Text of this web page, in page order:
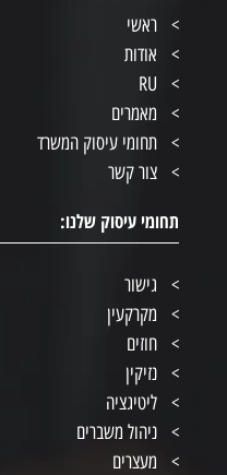
ראשי
אודות
RU
מאמרים
תחומי עיסוק המשרד
צור קשר
תחומי עיסוק שלנו:
גישור
מקרקעין
חוזים
נזיקין
ליטיגציה
ניהול משברים
מעצרים